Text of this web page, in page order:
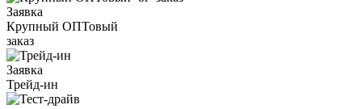
Заявка
Крупный ОПТовый
заказ
Заявка
Трейд-ин